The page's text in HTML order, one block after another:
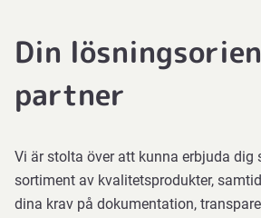
Din
partner
Vi är stolta över att kunna erbjuda dig
sortiment av kvalitetsprodukter,
dina krav på dokumentation,